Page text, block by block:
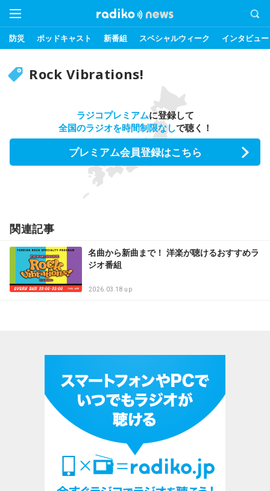
防災 ポッドキャスト 新番組 スペシャルウィーク インタビュー
Rock Vibrations!
ラジコプレミアムに登録して
全国のラジオを時間制限なしで聴く！
プレミアム会員登録はこちら
関連記事
名曲から新曲まで！ 洋楽が聴けるおすすめラ
ジオ番組
2026.03.18 up